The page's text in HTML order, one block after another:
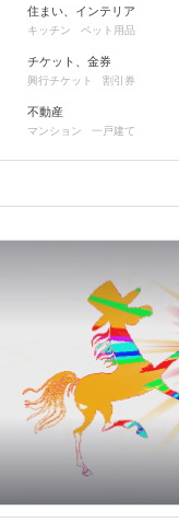
住まい、インテリア
キッチン ペット用品
チケット、金券
興行チケット 割引券
不動産
マンション 一戸建て